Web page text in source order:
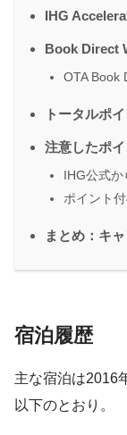
IHG
Book Direct
OTA Book
トータルポ
注意したポイ
IHG公式か
ポイント
まとめ：キ
宿泊履歴
主な宿泊は2016
以下のとおり。